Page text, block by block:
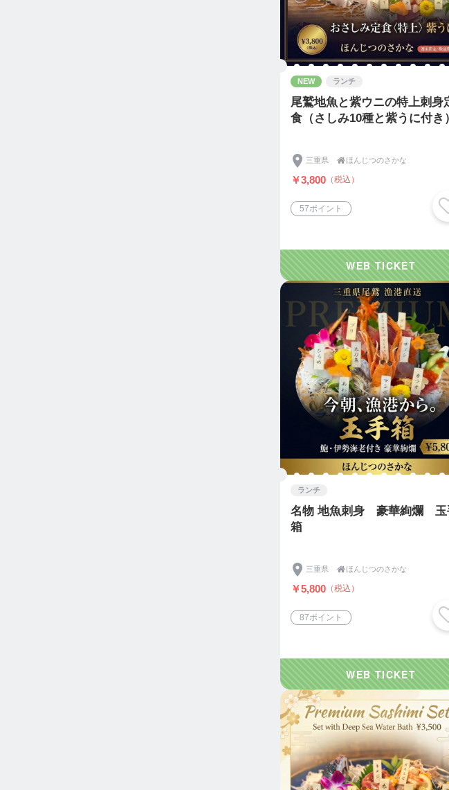
NEW ランチ
尾鷲地魚と紫ウニの特上刺身
食（さしみ10種と紫うに付き）
三重県 ほんじつのさかな
￥3,800 （税込）
57ポイント
ランチ
名物 地魚刺身 豪華絢爛 玉
箱
三重県 ほんじつのさかな
￥5,800 （税込）
87ポイント